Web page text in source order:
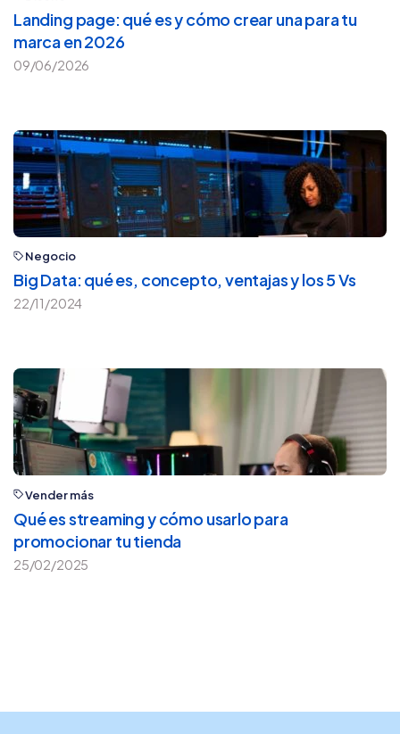
Landing page: qué es y cómo crear una para tu
marca en 2026
09/06/2026
Negocio
Big Data: qué es, concepto, ventajas y los 5 Vs
22/11/2024
Vender más
Qué es streaming y cómo usarlo para
promocionar tu tienda
25/02/2025